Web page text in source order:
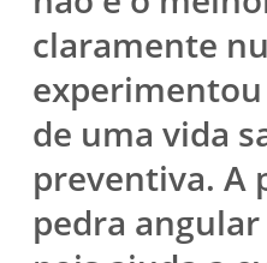
claramente
de uma vida
preventiva. A
pedra